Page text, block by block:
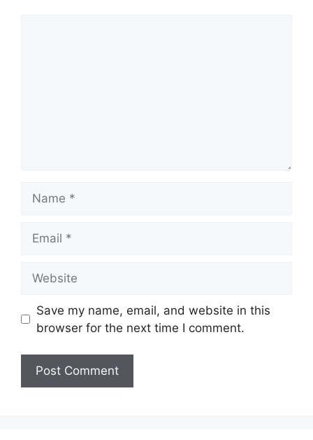
Save my name, email, and website in this
browser for the next time I comment.